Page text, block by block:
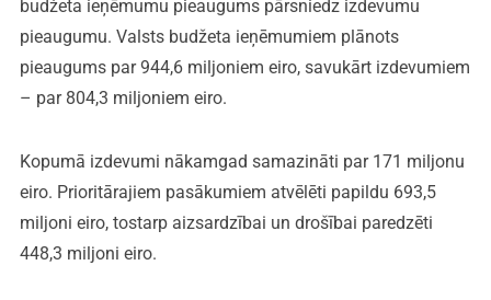
budžeta ieņēmumu pieaugums pārsniedz izdevumu
pieaugumu. Valsts budžeta ieņēmumiem plānots
pieaugums par 944,6 miljoniem eiro, savukārt izdevumiem
– par 804,3 miljoniem eiro.
Kopumā izdevumi nākamgad samazināti par 171 miljonu
eiro. Prioritārajiem pasākumiem atvēlēti papildu 693,5
miljoni eiro, tostarp aizsardzībai un drošībai paredzēti
448,3 miljoni eiro.